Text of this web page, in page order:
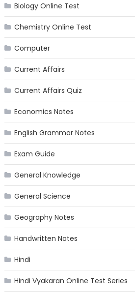
Biology Online Test
Chemistry Online Test
Computer
Current Affairs
Current Affairs Quiz
Economics Notes
English Grammar Notes
Exam Guide
General Knowledge
General Science
Geography Notes
Handwritten Notes
Hindi
Hindi Vyakaran Online Test Series